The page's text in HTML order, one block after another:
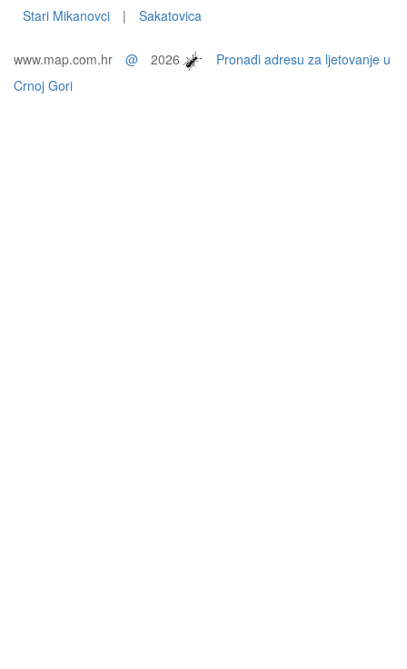
Stari Mikanovci
| Sakatovica
www.map.com.hr @ 2026
Pronađi adresu za ljetovanje u
Crnoj Gori